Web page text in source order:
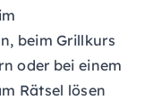
beim Grillkurs
oder bei einem
Rätsel lösen